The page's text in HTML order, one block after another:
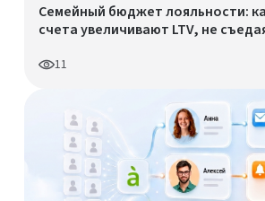
Семейный бюджет лояльности:
счета увеличивают LTV, не
11